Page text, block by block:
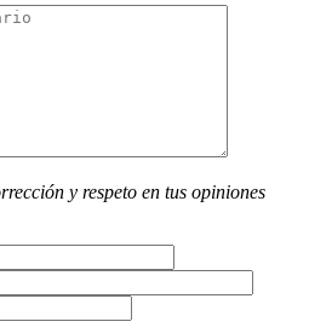
y respeto en tus opiniones